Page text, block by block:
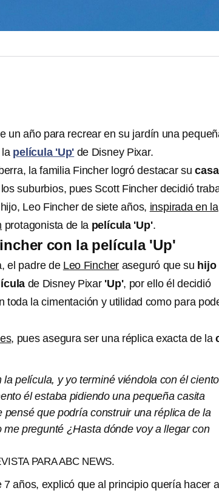
un año para recrear en su jardín una
la película 'Up' de Disney Pixar.
la familia Fincher logró destacar sucasa
suburbios, pues Scott Fincher decidió
Leo Fincher de siete años, inspirada en la
protagonista de la película 'Up'.
con la película 'Up'
el padre de Leo Fincher aseguró que su hijo
de Disney Pixar'Up', por ello él decidió
toda la cimentación y utilidad como para
, pues asegura ser una réplica exacta de la
película, y yo terminé viéndola con él
él estaba pidiendo una pequeña casita
que podría construir una réplica de la
pregunté ¿Hasta dónde voy a llegar con
PARA ABC NEWS.
años, explicó que al principio quería hacer